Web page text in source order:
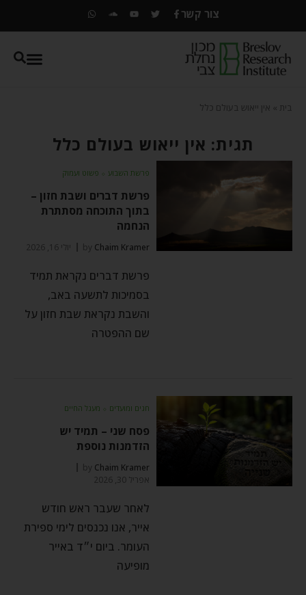
צור קשר
בית אין ייאוש בעולם כלל
תגית: אין ייאוש בעולם כלל
פרשת השבוע ⬦ פשוט ועמוק
פרשת דברים ושבת חזון –
בתוך התוכחה מסתתרת
הנחמה
by Chaim Kramer יולי 16, 2026
פרשת דברים נקראת תמיד
בסמיכות לתשעה באב,
והשבת נקראת שבת חזון על
שם ההפטרה
חגים ומועדים ⬦ מעגל החיים
פסח שני – תמיד יש
הזדמנות נוספת
by Chaim Kramer
אפריל 30, 2026
לאחר שעבר ראש חודש
אייר, אנו נכנסים לימי ספירת
העומר. ביום י״ד באייר
מופיעה